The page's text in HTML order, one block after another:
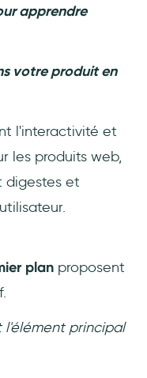
apprendre
votre produit en
l'interactivité et
les produits web,
digestes et
plan proposent
l'élément principal